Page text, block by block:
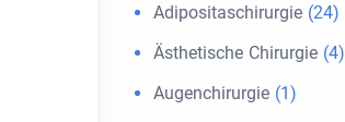
Adipositaschirurgie (24)
Ästhetische Chirurgie (4)
Augenchirurgie (1)